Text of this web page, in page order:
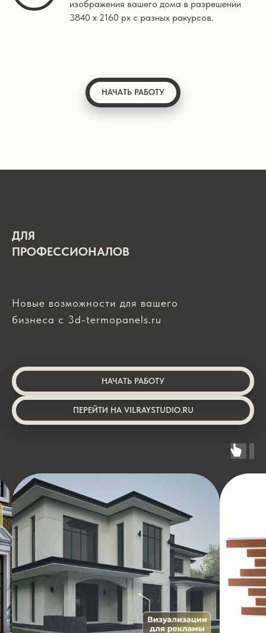
изображения вашего дома в разрешении
3840 х 2160 px с разных ракурсов.
НАЧАТЬ РАБОТУ
ДЛЯ
ПРОФЕССИОНАЛОВ
Новые возможности для вашего
бизнеса с 3d-termopanels.ru
НАЧАТЬ РАБОТУ
ПЕРЕЙТИ НА VILRAYSTUDIO.RU